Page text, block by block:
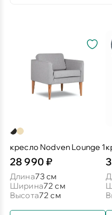
кресло Nodven Lounge 1
28 990 ₽
Длина73 см
Ширина72 см
Высота72 см